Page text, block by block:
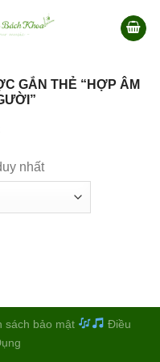
GẮN THẺ “HỢP ÂM
nhất
sách bảo mật
Điều